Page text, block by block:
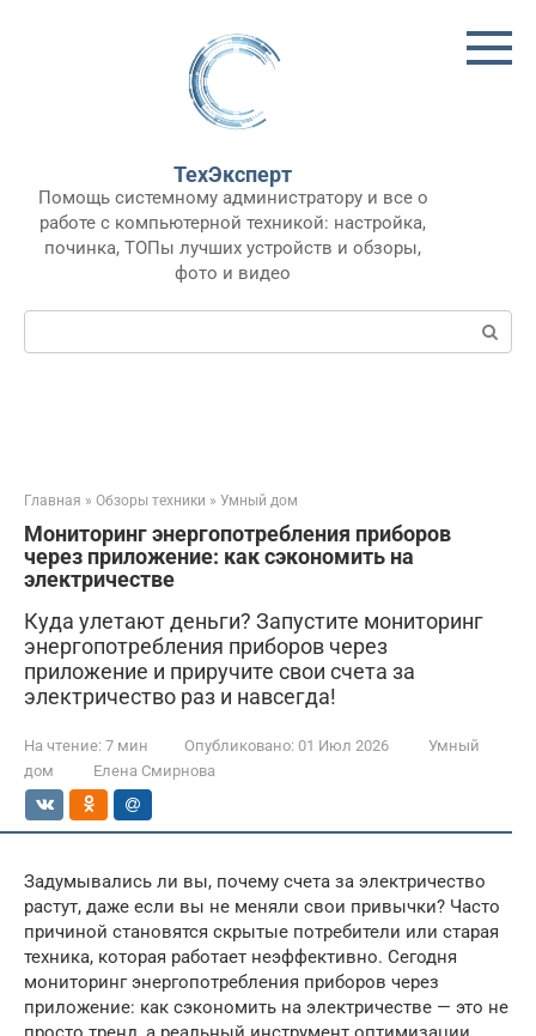
ТехЭксперт
Помощь системному администратору и все о
работе с компьютерной техникой: настройка,
починка, ТОПы лучших устройств и обзоры,
фото и видео
Поиск:
Главная » Обзоры техники » Умный дом
Мониторинг энергопотребления приборов
через приложение: как сэкономить на
электричестве
Куда улетают деньги? Запустите мониторинг
энергопотребления приборов через
приложение и приручите свои счета за
электричество раз и навсегда!
На чтение: 7 мин Опубликовано: 01 Июл 2026
Умный
дом
Елена Смирнова
Задумывались ли вы, почему счета за электричество
растут, даже если вы не меняли свои привычки? Часто
причиной становятся скрытые потребители или старая
техника, которая работает неэффективно. Сегодня
мониторинг энергопотребления приборов через
приложение: как сэкономить на электричестве — это не